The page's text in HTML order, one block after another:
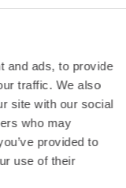
and ads, to provide
traffic. We also
site with our social
who may
provided to
use of their